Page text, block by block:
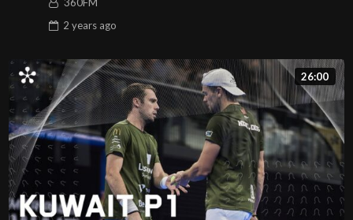
360FM
2 yearsago
26:00